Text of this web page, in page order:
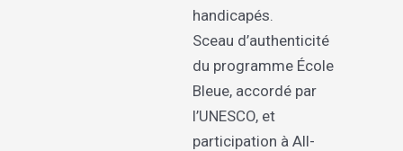
handicapés.
Sceau d’authenticité
du programme École
Bleue, accordé par
l’UNESCO, et
participation à All-